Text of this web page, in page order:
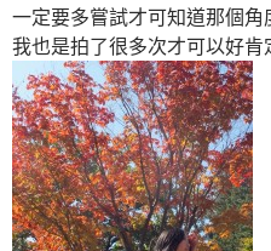
一定要多嘗試才可知道那個角
我也是拍了很多次才可以好肯